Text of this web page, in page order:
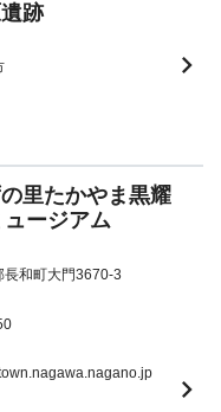
跡
keyboard_arrow_right
里たかやま黒耀
ージアム
長和町大門3670-3
keyboard_arrow_right